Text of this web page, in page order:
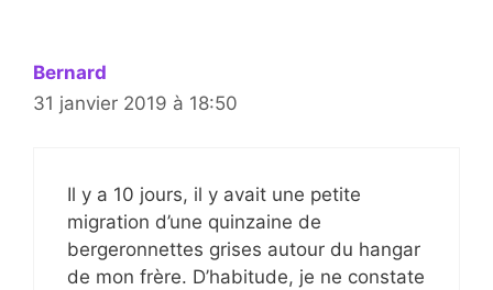
Bernard
31 janvier 2019 à 18:50
Il y a 10 jours, il y avait une petite
migration d’une quinzaine de
bergeronnettes grises autour du hangar
de mon frère. D’habitude, je ne constate